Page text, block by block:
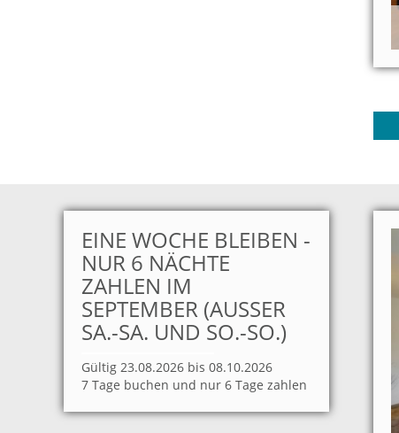
EINE WOCHE BLEIBEN -
NUR 6 NÄCHTE
ZAHLEN IM
SEPTEMBER (AUSSER S
A.-SA. UND SO.-SO.)
Gültig 23.08.2026 bis 08.10.2026
7 Tage buchen und nur 6 Tage zahlen